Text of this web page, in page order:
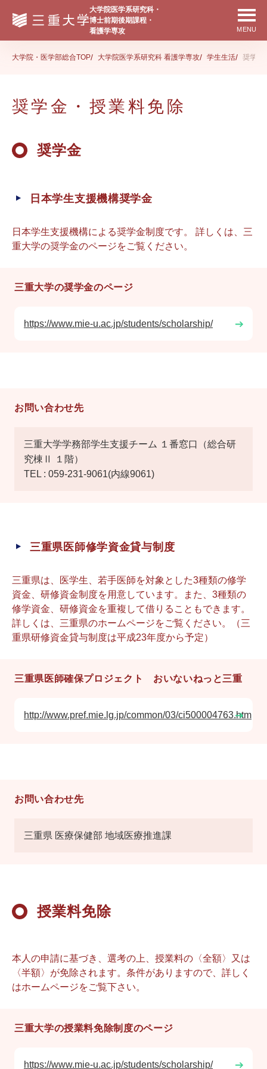
大学院・医学部総合TOP 大学院医学系研究科 看護学専攻 学生生活 奨学金
奨学金・授業料免除
奨学金
日本学生支援機構奨学金
日本学生支援機構による奨学金制度です。 詳しくは、三
重大学の奨学金のページをご覧ください。
三重大学の奨学金のページ
https://www.mie-u.ac.jp/students/scholarship/
お問い合わせ先
三重大学学務部学生支援チーム １番窓口（総合研
究棟Ⅱ １階）
TEL : 059-231-9061(内線9061)
三重県医師修学資金貸与制度
三重県は、医学生、若手医師を対象とした3種類の修学
資金、研修資金制度を用意しています。また、3種類の
修学資金、研修資金を重複して借りることもできます。
詳しくは、三重県のホームページをご覧ください。
（三
重県研修資金貸与制度は平成23年度から予定）
三重県医師確保プロジェクト おいないねっと三重
http://www.pref.mie.lg.jp/common/03/ci500004763.htm
お問い合わせ先
三重県 医療保健部 地域医療推進課
授業料免除
本人の申請に基づき、選考の上、授業料の〈全額〉又は
〈半額〉が免除されます。条件がありますので、詳しく
はホームページをご覧下さい。
三重大学の授業料免除制度のページ
https://www.mie-u.ac.jp/students/scholarship/